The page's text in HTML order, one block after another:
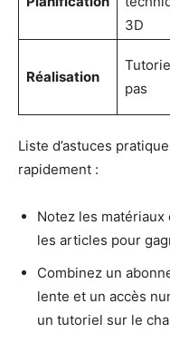
3D
Réalisation
pas
Liste d’astuces
rapidement :
Notez les
les articles pour
Combinez un
lente et un accès
un tutoriel sur le